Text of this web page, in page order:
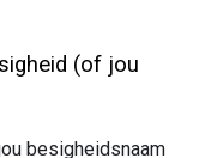
(of jou
besigheidsnaam